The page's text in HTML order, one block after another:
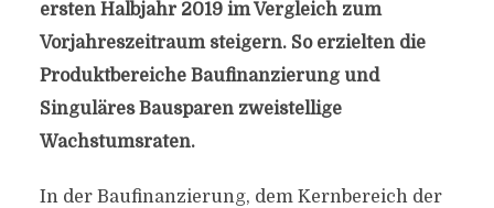
ersten Halbjahr 2019 im Vergleich zum
Vorjahreszeitraum steigern. So erzielten die
Produktbereiche Baufinanzierung und
Singuläres Bausparen zweistellige
Wachstumsraten.
In der Baufinanzierung, dem Kernbereich der